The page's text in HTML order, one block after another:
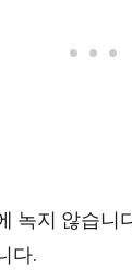
녹지 않습니
다.